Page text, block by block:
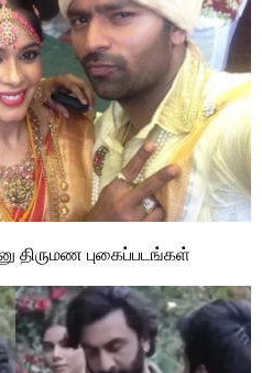
திருமண புகைப்படங்கள்